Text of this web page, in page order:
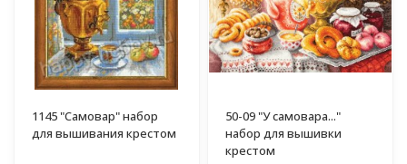
1145 "Самовар" набор
для вышивания крестом
50-09 "У самовара..."
набор для вышивки
крестом